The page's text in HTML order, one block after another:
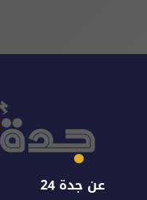
عن جدة 24